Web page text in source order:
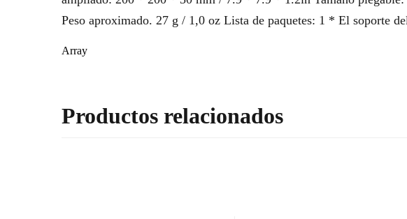
Peso aproximado. 27 g / 1,0 oz Lista de paquetes: 1 * El soporte
Array
Productos relacionados